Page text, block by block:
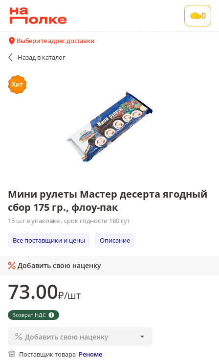
0
Выберите адрес доставки
Назад в каталог
Мини рулеты Мастер десерта ягодный сбор
175 гр., флоу-пак
Мини рулеты Мастер десерта ягодный
сбор 175 гр., флоу-пак
15 шт в упаковке , срок годности 180 сут
Все поставщики и цены Описание
Добавить свою наценку
73.00₽/шт
Возврат НДС
Добавить свою наценку
Поставщик товара Реноме